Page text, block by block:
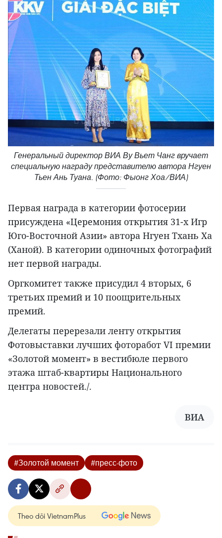
Генеральный директор ВИА Ву Вьет Чанг вручает
специальную награду представителю автора Нгуен
Тьен Ань Туана. (Фото: Фыонг Хоа/ВИА)
Первая награда в категории фотосерии
присуждена «Церемония открытия 31-х Игр
Юго-Восточной Азии» автора Нгуен Тхань Ха
(Ханой). В категории одиночных фотографий
нет первой награды.
Оргкомитет также присудил 4 вторых, 6
третьих премий и 10 поощрительных
премий.
Делегаты перерезали ленту открытия
Фотовыставки лучших фоторабот VI премии
«Золотой момент» в вестибюле первого
этажа штаб-квартиры Национального
центра новостей./.
ВИА
#Золотой момент #пресс-фото
Theo dõi VietnamPlus